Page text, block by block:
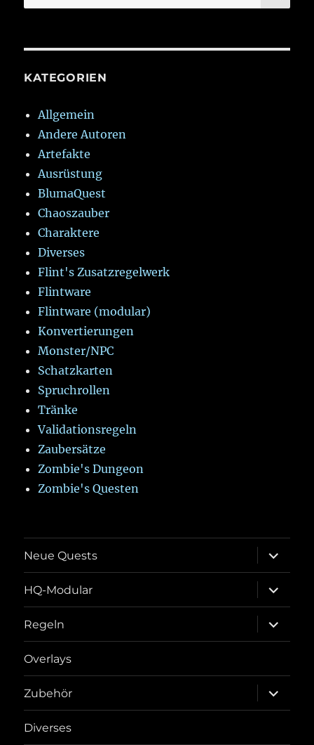
nach:
KATEGORIEN
Allgemein
Andere Autoren
Artefakte
Ausrüstung
BlumaQuest
Chaoszauber
Charaktere
Diverses
Flint's Zusatzregelwerk
Flintware
Flintware (modular)
Konvertierungen
Monster/NPC
Schatzkarten
Spruchrollen
Tränke
Validationsregeln
Zaubersätze
Zombie's Dungeon
Zombie's Questen
Neue Quests
öffnen
HQ-Modular
öffnen
Regeln
öffnen
Overlays
Zubehör
öffnen
Diverses